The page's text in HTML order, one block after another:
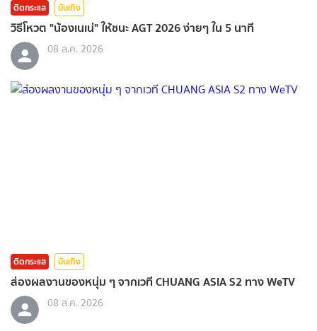
ติดกระแส บันเทิง
วิธีโหวต "น้องเนเน่" ให้ชนะ AGT 2026 ง่ายๆ ใน 5 นาที
08 ส.ค. 2026
ติดกระแส บันเทิง
ส่องผลงานของหนุ่ม ๆ จากเวที CHUANG ASIA S2 ทาง WeTV
08 ส.ค. 2026